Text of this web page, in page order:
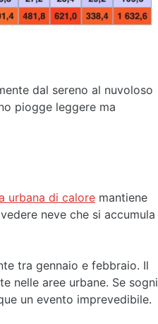
dal sereno al nuvoloso
piogge leggere ma
urbana di calore mantiene
neve che si accumula
tra gennaio e febbraio. Il
nelle aree urbane. Se sogni
un evento imprevedibile.